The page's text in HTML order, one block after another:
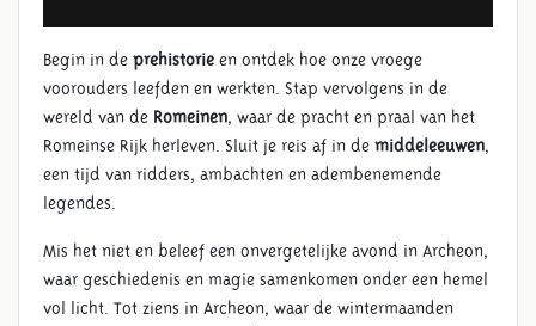
Begin in de prehistorie en ontdek hoe onze vroege
voorouders leefden en werkten. Stap vervolgens in de
wereld van de Romeinen, waar de pracht en praal van het
Romeinse Rijk herleven. Sluit je reis af in de middeleeuwen,
een tijd van ridders, ambachten en adembenemende
legendes.
Mis het niet en beleef een onvergetelijke avond in Archeon,
waar geschiedenis en magie samenkomen onder een hemel
vol licht. Tot ziens in Archeon, waar de wintermaanden